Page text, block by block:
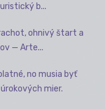
b...
ohnivý štart a
— Arte...
no musia byť
mier.